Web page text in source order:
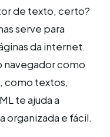
de texto, certo?
serve para
da internet.
navegador como
como textos,
te ajuda a
organizada e fácil.